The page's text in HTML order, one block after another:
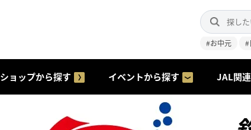
#お中元 #
ショップから探す イベントから探す JAL関